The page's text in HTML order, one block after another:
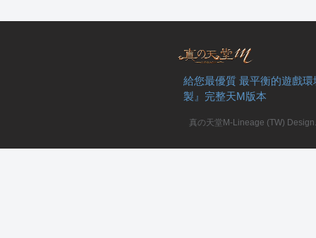
給您最優質 最平衡的遊戲
製』完整天M版本
真の天堂M-Lineage (TW)